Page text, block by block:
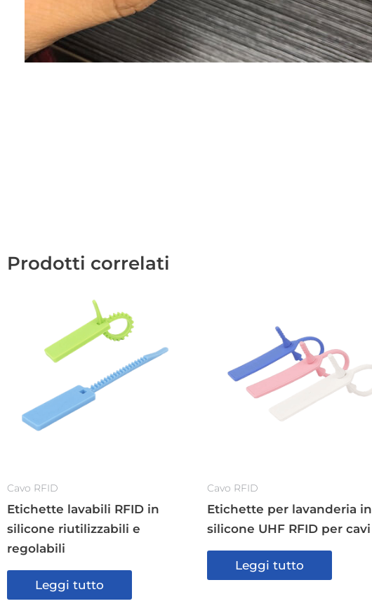
Prodotti correlati
Cavo RFID
Etichette lavabili RFID in
silicone riutilizzabili e
regolabili
Leggi tutto
Cavo RFID
Etichette per lavanderia in
silicone UHF RFID per cavi
Leggi tutto